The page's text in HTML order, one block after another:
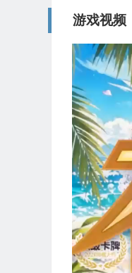
游戏视频
视
频
播
放
器